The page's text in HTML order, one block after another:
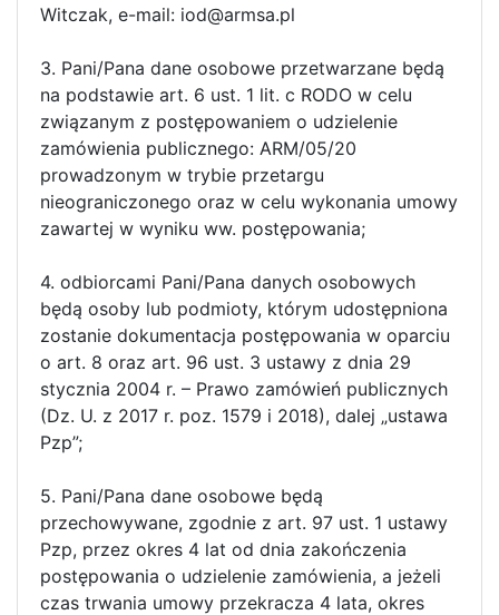
Witczak, e-mail: iod@armsa.pl
3. Pani/Pana dane osobowe przetwarzane będą
na podstawie art. 6 ust. 1 lit. c RODO w celu
związanym z postępowaniem o udzielenie
zamówienia publicznego: ARM/05/20
prowadzonym w trybie przetargu
nieograniczonego oraz w celu wykonania umowy
zawartej w wyniku ww. postępowania;
4. odbiorcami Pani/Pana danych osobowych
będą osoby lub podmioty, którym udostępniona
zostanie dokumentacja postępowania w oparciu
o art. 8 oraz art. 96 ust. 3 ustawy z dnia 29
stycznia 2004 r. – Prawo zamówień publicznych
(Dz. U. z 2017 r. poz. 1579 i 2018), dalej „ustawa
Pzp”;
5. Pani/Pana dane osobowe będą
przechowywane, zgodnie z art. 97 ust. 1 ustawy
Pzp, przez okres 4 lat od dnia zakończenia
postępowania o udzielenie zamówienia, a jeżeli
czas trwania umowy przekracza 4 lata, okres